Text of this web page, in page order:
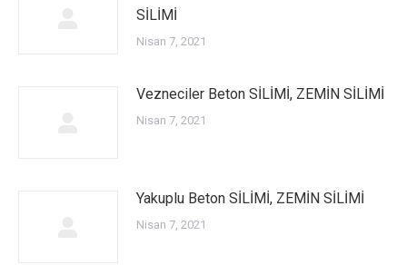
SİLİMİ
Nisan 7, 2021
Vezneciler Beton SİLİMİ, ZEMİN SİLİMİ
Nisan 7, 2021
Yakuplu Beton SİLİMİ, ZEMİN SİLİMİ
Nisan 7, 2021